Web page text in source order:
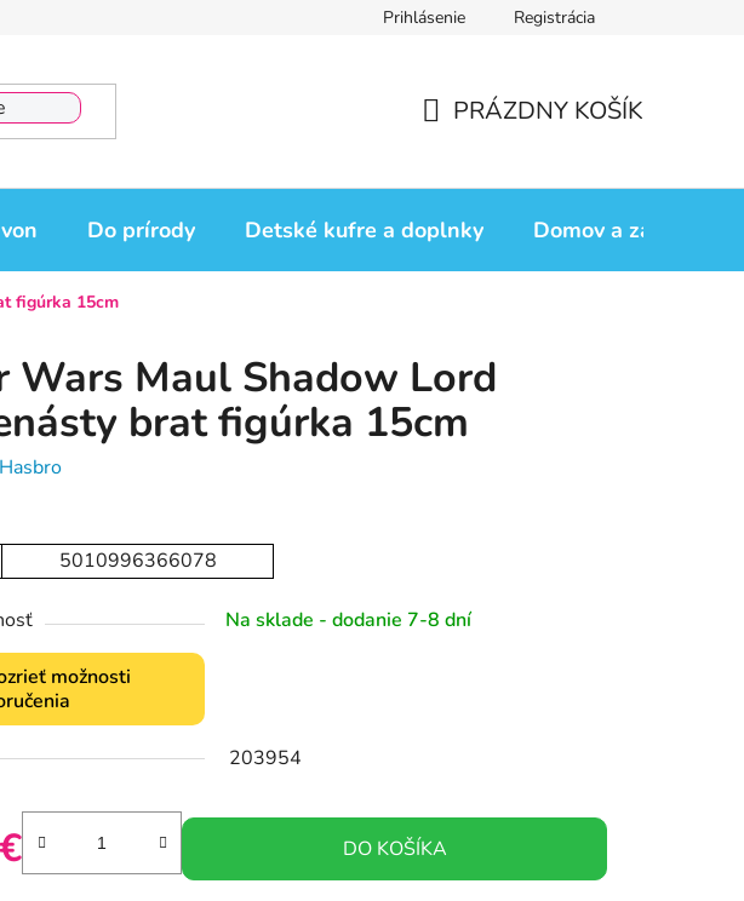
Vrátenie tovaru Obchodné podmienky
Prihlásenie Registrácia
KOŠÍK
PRÁZDNY KOŠÍK
Do prírody Detské kufre a doplnky Domov a záhrada
figúrka 15cm
Wars Maul Shadow Lord
brat figúrka 15cm
Hasbro
5010996366078
Na sklade - dodanie 7-8 dní
možnosti
203954
DO KOŠÍKA